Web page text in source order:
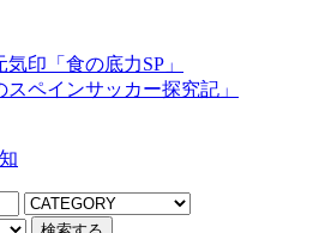
印「食の底力SP」
スペインサッカー探究記」